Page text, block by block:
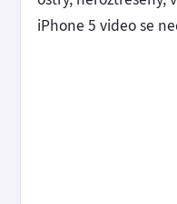
iPhone 5 video se